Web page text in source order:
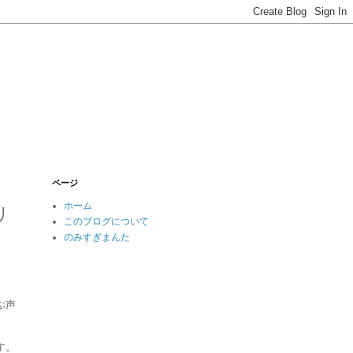
声
ページ
ホーム
このブログについて
のみすぎまんた